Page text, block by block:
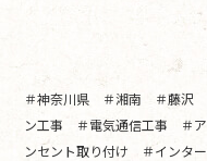
＃神奈川県 ＃湘南 ＃藤沢
ン工事 ＃電気通信工事 ＃
ンセント取り付け ＃インタ